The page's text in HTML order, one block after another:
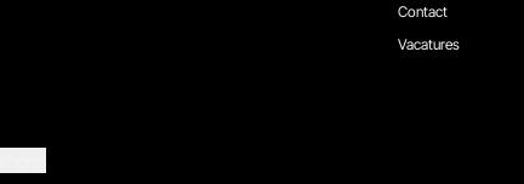
Contact
Vacatures